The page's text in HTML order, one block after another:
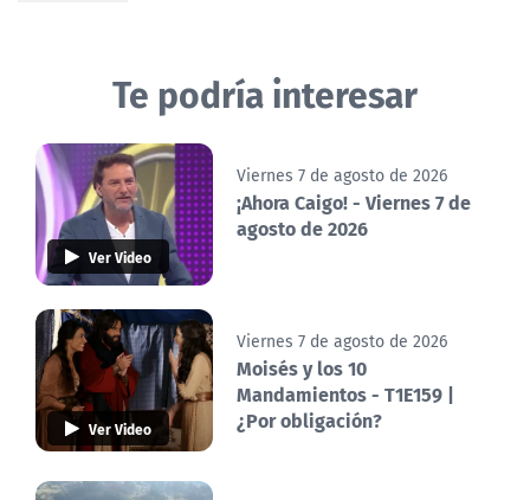
Te podría interesar
Ver Video
Viernes 7 de agosto de 2026
¡Ahora Caigo! - Viernes 7 de
agosto de 2026
Ver Video
Viernes 7 de agosto de 2026
Moisés y los 10
Mandamientos - T1E159 |
¿Por obligación?